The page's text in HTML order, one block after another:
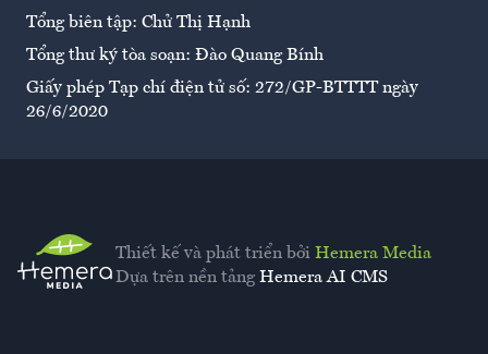
Tổng biên tập: Chử Thị Hạnh
Tổng thư ký tòa soạn: Đào Quang Bính
Giấy phép Tạp chí điện tử số: 272/GP-BTTTT ngày
26/6/2020
Thiết kế và phát triển bởi Hemera Media
Dựa trên nền tảng Hemera AI CMS